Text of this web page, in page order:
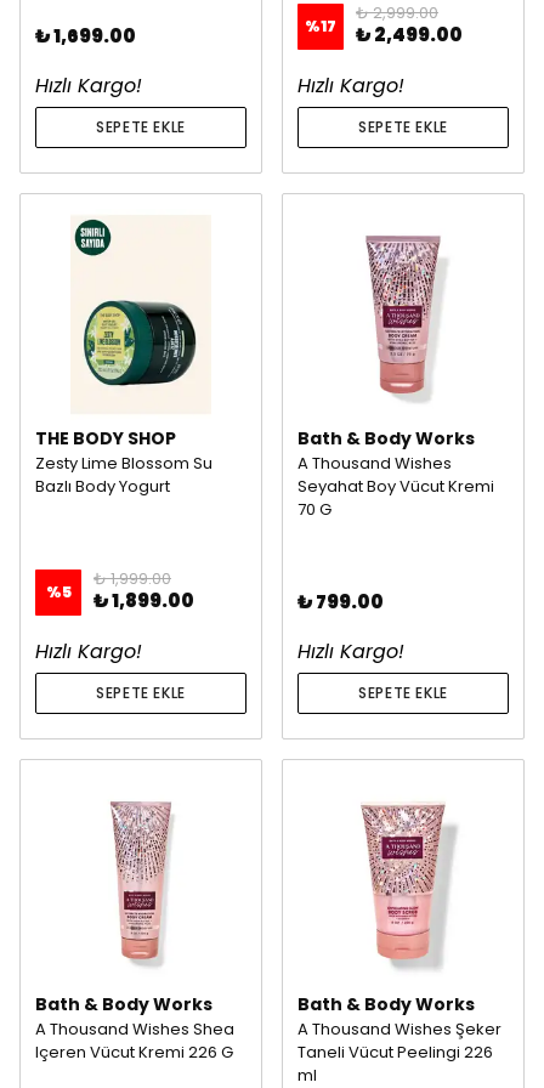
₺ 1,699.00
Hızlı Kargo!
SEPETE EKLE
%17
₺ 2,999.00
₺ 2,499.00
Hızlı Kargo!
SEPETE EKLE
THE BODY SHOP
Zesty Lime Blossom Su
Bazlı Body Yogurt
%5
₺ 1,999.00
₺ 1,899.00
Hızlı Kargo!
SEPETE EKLE
Bath & Body Works
A Thousand Wishes
Seyahat Boy Vücut Kremi
70 G
₺ 799.00
Hızlı Kargo!
SEPETE EKLE
Bath & Body Works
A Thousand Wishes Shea
Içeren Vücut Kremi 226 G
Bath & Body Works
A Thousand Wishes Şeker
Taneli Vücut Peelingi 226
ml